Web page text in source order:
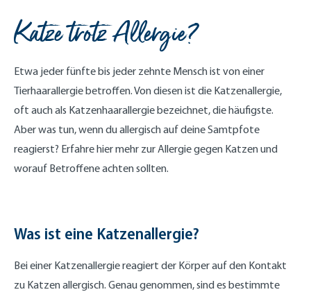
Katze trotz Allergie?
Etwa jeder fünfte bis jeder zehnte Mensch ist von einer
Tierhaarallergie betroffen. Von diesen ist die Katzenallergie,
oft auch als Katzenhaarallergie bezeichnet, die häufigste.
Aber was tun, wenn du allergisch auf deine Samtpfote
reagierst? Erfahre hier mehr zur Allergie gegen Katzen und
worauf Betroffene achten sollten.
Was ist eine Katzenallergie?
Bei einer Katzenallergie reagiert der Körper auf den Kontakt
zu Katzen allergisch. Genau genommen, sind es bestimmte